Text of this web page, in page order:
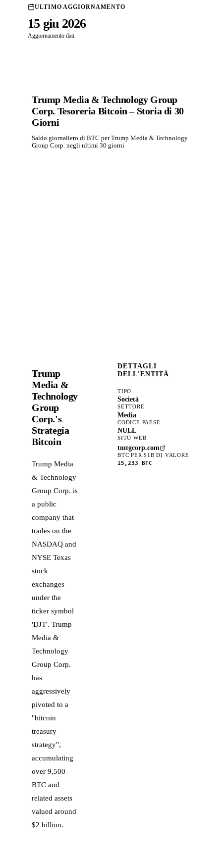
ULTIMO AGGIORNAMENTO
15 giu 2026
Aggiornamento dati
Trump Media & Technology Group
Corp. Tesoreria Bitcoin – Storia di 30
Giorni
Saldo giornaliero di BTC per Trump Media & Technology
Group Corp. negli ultimi 30 giorni
Trump
Media &
Technology
Group
Corp.'s
Strategia
Bitcoin
Trump Media
& Technology
Group Corp. is
a public
company that
trades on the
NASDAQ and
NYSE Texas
stock
exchanges
under the
ticker symbol
'DJT'. Trump
Media &
Technology
Group Corp.
has
aggressively
pivoted to a
"bitcoin
treasury
strategy",
accumulating
over 9,500
BTC and
related assets
valued around
$2 billion.
DETTAGLI
DELL'ENTITÀ
TIPO
Società
SETTORE
Media
CODICE PAESE
NULL
SITO WEB
tmtgcorp.com
BTC PER $1B DI VALORE
15,233 BTC